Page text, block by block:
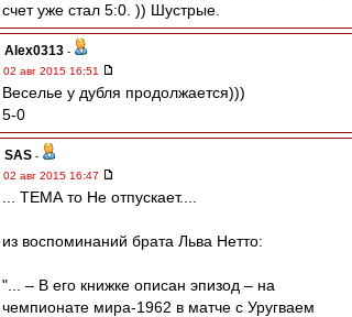
счет уже стал 5:0. )) Шустрые.
Alex0313 -
02 авг 2015 16:51
Веселье у дубля продолжается)))
5-0
SAS -
02 авг 2015 16:47
... ТЕМА то Не отпускает....
из воспоминаний брата Льва Нетто:
"... – В его книжке описан эпизод – на
чемпионате мира-1962 в матче с Уругваем